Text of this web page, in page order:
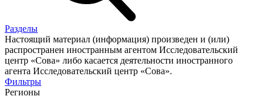
Разделы
Настоящий материал (информация) произведен и (или)
распространен иностранным агентом Исследовательский
центр «Сова» либо касается деятельности иностранного
агента Исследовательский центр «Сова».
Фильтры
Регионы